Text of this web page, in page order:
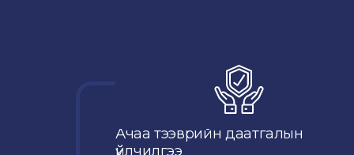
Ачаа тээврийн даатгалын
үйлчилгээ